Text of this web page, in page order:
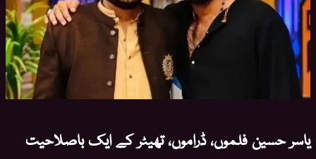
یاسر حسین فلموں، ڈراموں، تھیٹر کے ایک باصلاحیت